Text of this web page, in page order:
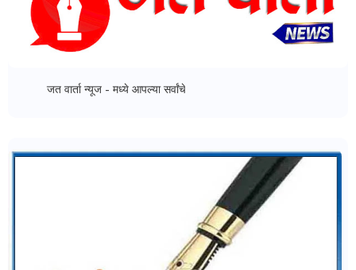
न्यूज - मध्ये आपल्या सर्वांचे स्वागत..!